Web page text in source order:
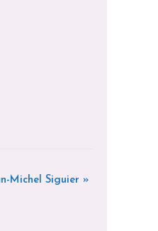
Michel Siguier »